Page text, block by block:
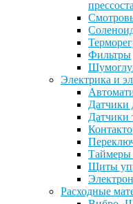
Фильтры
Электрика и
Датчики
Датчики
Таймеры
Щиты
Расходные